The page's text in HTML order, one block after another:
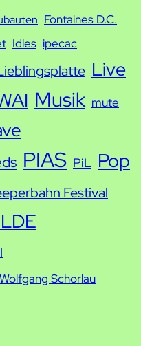
Fontaines D.C.
Idles ipecac
Live
Musik mute
PIAS PiL Pop
Festival
Wolfgang Schorlau